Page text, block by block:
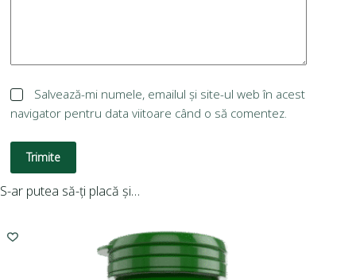
Salvează-mi numele, emailul și site-ul web în acest
navigator pentru data viitoare când o să comentez.
Trimite
S-ar putea să-ți placă și…